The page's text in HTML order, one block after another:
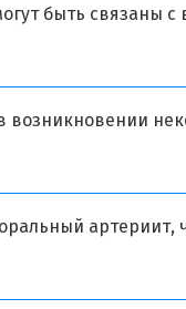
быть связаны с
возникновении
артериит,